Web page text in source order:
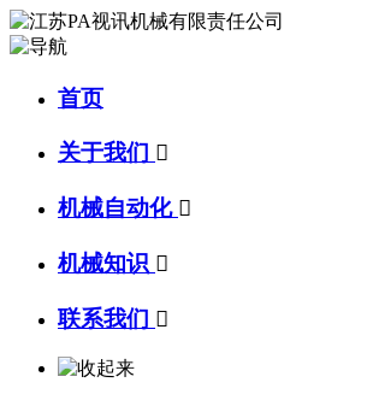
首页
关于我们 
机械自动化 
机械知识 
联系我们 